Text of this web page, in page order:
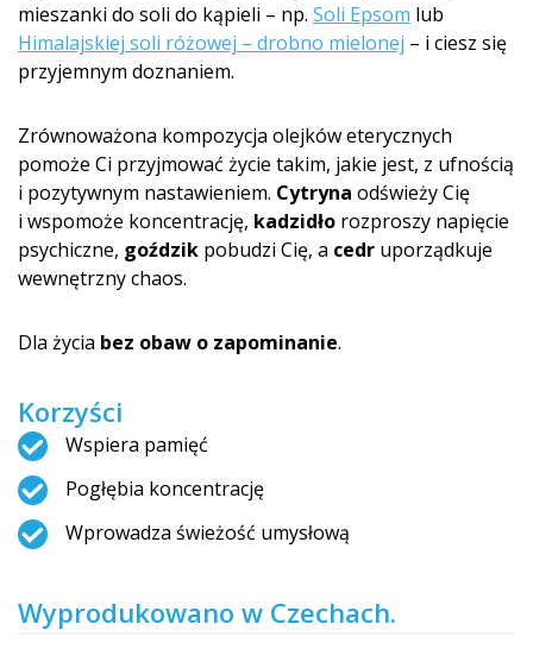
mieszanki do soli do kąpieli – np. Soli Epsom lub
Himalajskiej soli różowej – drobno mielonej – i ciesz się
przyjemnym doznaniem.
Zrównoważona kompozycja olejków eterycznych
pomoże Ci przyjmować życie takim, jakie jest, z ufnością
i pozytywnym nastawieniem. Cytryna odświeży Cię
i wspomoże koncentrację, kadzidło rozproszy napięcie
psychiczne, goździk pobudzi Cię, a cedr uporządkuje
wewnętrzny chaos.
Dla życia bez obaw o zapominanie.
Korzyści
Wspiera pamięć
Pogłębia koncentrację
Wprowadza świeżość umysłową
Wyprodukowano w Czechach.